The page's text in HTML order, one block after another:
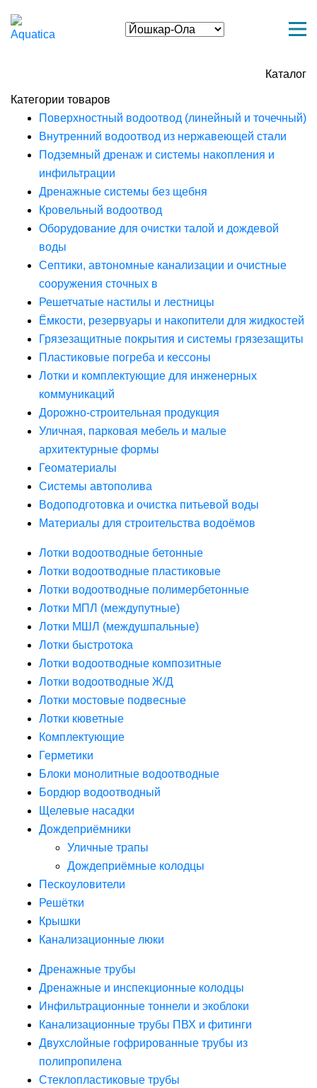
Каталог
Категории товаров
Поверхностный водоотвод (линейный и точечный)
Внутренний водоотвод из нержавеющей стали
Подземный дренаж и системы накопления и
инфильтрации
Дренажные системы без щебня
Кровельный водоотвод
Оборудование для очистки талой и дождевой
воды
Септики, автономные канализации и очистные
сооружения сточных в
Решетчатые настилы и лестницы
Ёмкости, резервуары и накопители для жидкостей
Грязезащитные покрытия и системы грязезащиты
Пластиковые погреба и кессоны
Лотки и комплектующие для инженерных
коммуникаций
Дорожно-строительная продукция
Уличная, парковая мебель и малые
архитектурные формы
Геоматериалы
Системы автополива
Водоподготовка и очистка питьевой воды
Материалы для строительства водоёмов
Лотки водоотводные бетонные
Лотки водоотводные пластиковые
Лотки водоотводные полимербетонные
Лотки МПЛ (междупутные)
Лотки МШЛ (междушпальные)
Лотки быстротока
Лотки водоотводные композитные
Лотки водоотводные Ж/Д
Лотки мостовые подвесные
Лотки кюветные
Комплектующие
Герметики
Блоки монолитные водоотводные
Бордюр водоотводный
Щелевые насадки
Дождеприёмники
Уличные трапы
Дождеприёмные колодцы
Пескоуловители
Решётки
Крышки
Канализационные люки
Дренажные трубы
Дренажные и инспекционные колодцы
Инфильтрационные тоннели и экоблоки
Канализационные трубы ПВХ и фитинги
Двухслойные гофрированные трубы из
полипропилена
Стеклопластиковые трубы